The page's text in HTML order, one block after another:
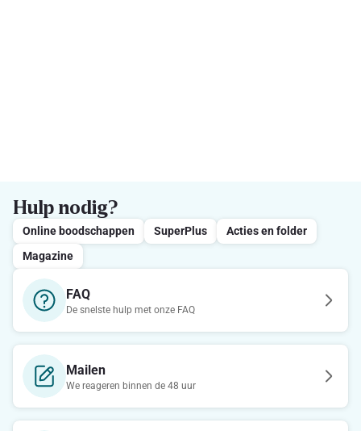
Hulp nodig?
Online boodschappen SuperPlus
Acties en folder
Magazine
FAQ
De snelste hulp met onze FAQ
Mailen
We reageren binnen de 48 uur